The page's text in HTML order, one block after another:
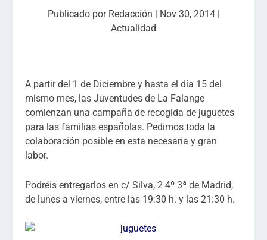
Publicado por Redacción | Nov 30, 2014|
Actualidad
A partir del 1 de Diciembre y hasta el día 15 del
mismo mes, las Juventudes de La Falange
comienzan una campaña de recogida de juguetes
para las familias españolas. Pedimos toda la
colaboración posible en esta necesaria y gran
labor.
Podréis entregarlos en c/ Silva, 2 4º 3ª de Madrid,
de lunes a viernes, entre las 19:30 h. y las 21:30 h.